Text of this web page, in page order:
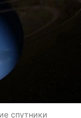
спутники